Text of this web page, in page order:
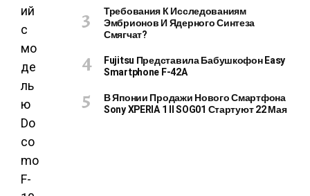
ий
с
мо
де
ль
ю
Do
co
mo
F-
Требования К Исследованиям
Эмбрионов И Ядерного Синтеза
Смягчат?
Fujitsu Представила Бабушкофон Easy
Smartphone F-42A
В Японии Продажи Нового Смартфона
Sony XPERIA 1 II SOG01 Стартуют 22 Мая